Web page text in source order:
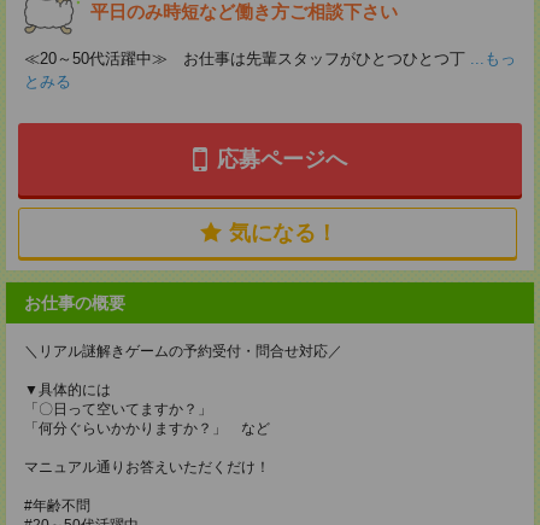
平日のみ時短など働き方ご相談下さい
≪20～50代活躍中≫ お仕事は先輩スタッフがひとつひとつ丁 ...もっ
とみる
応募ページへ
気になる！
お仕事の概要
＼リアル謎解きゲームの予約受付・問合せ対応／
▼具体的には
「〇日って空いてますか？」
「何分ぐらいかかりますか？」 など
マニュアル通りお答えいただくだけ！
#年齢不問